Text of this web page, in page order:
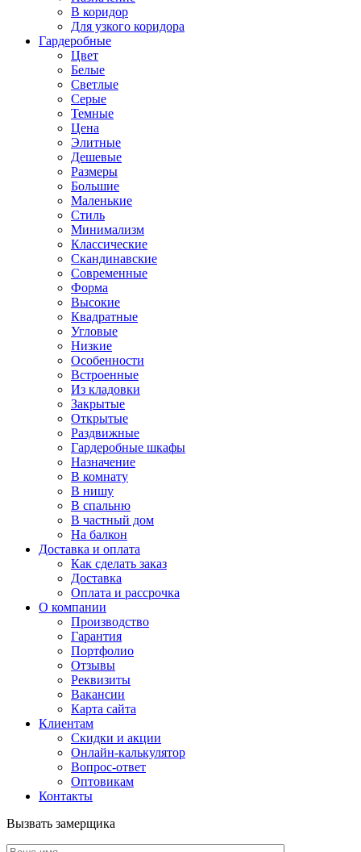
В коридор
Для узкого коридора
Гардеробные
Цвет
Белые
Светлые
Серые
Темные
Цена
Элитные
Дешевые
Размеры
Большие
Маленькие
Стиль
Минимализм
Классические
Скандинавские
Современные
Форма
Высокие
Квадратные
Угловые
Низкие
Особенности
Встроенные
Из кладовки
Закрытые
Открытые
Раздвижные
Гардеробные шкафы
Назначение
В комнату
В нишу
В спальню
В частный дом
На балкон
Доставка и оплата
Как сделать заказ
Доставка
Оплата и рассрочка
О компании
Производство
Гарантия
Портфолио
Отзывы
Реквизиты
Вакансии
Карта сайта
Клиентам
Скидки и акции
Онлайн-калькулятор
Вопрос-ответ
Оптовикам
Контакты
Вызвать замерщика